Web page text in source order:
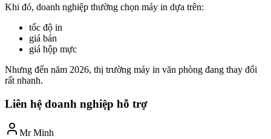
Khi đó, doanh nghiệp thường chọn máy in dựa trên:
tốc độ in
giá bán
giá hộp mực
Nhưng đến năm 2026, thị trường máy in văn phòng đang thay đổi
rất nhanh.
Liên hệ doanh nghiệp hỗ trợ
Mr Minh